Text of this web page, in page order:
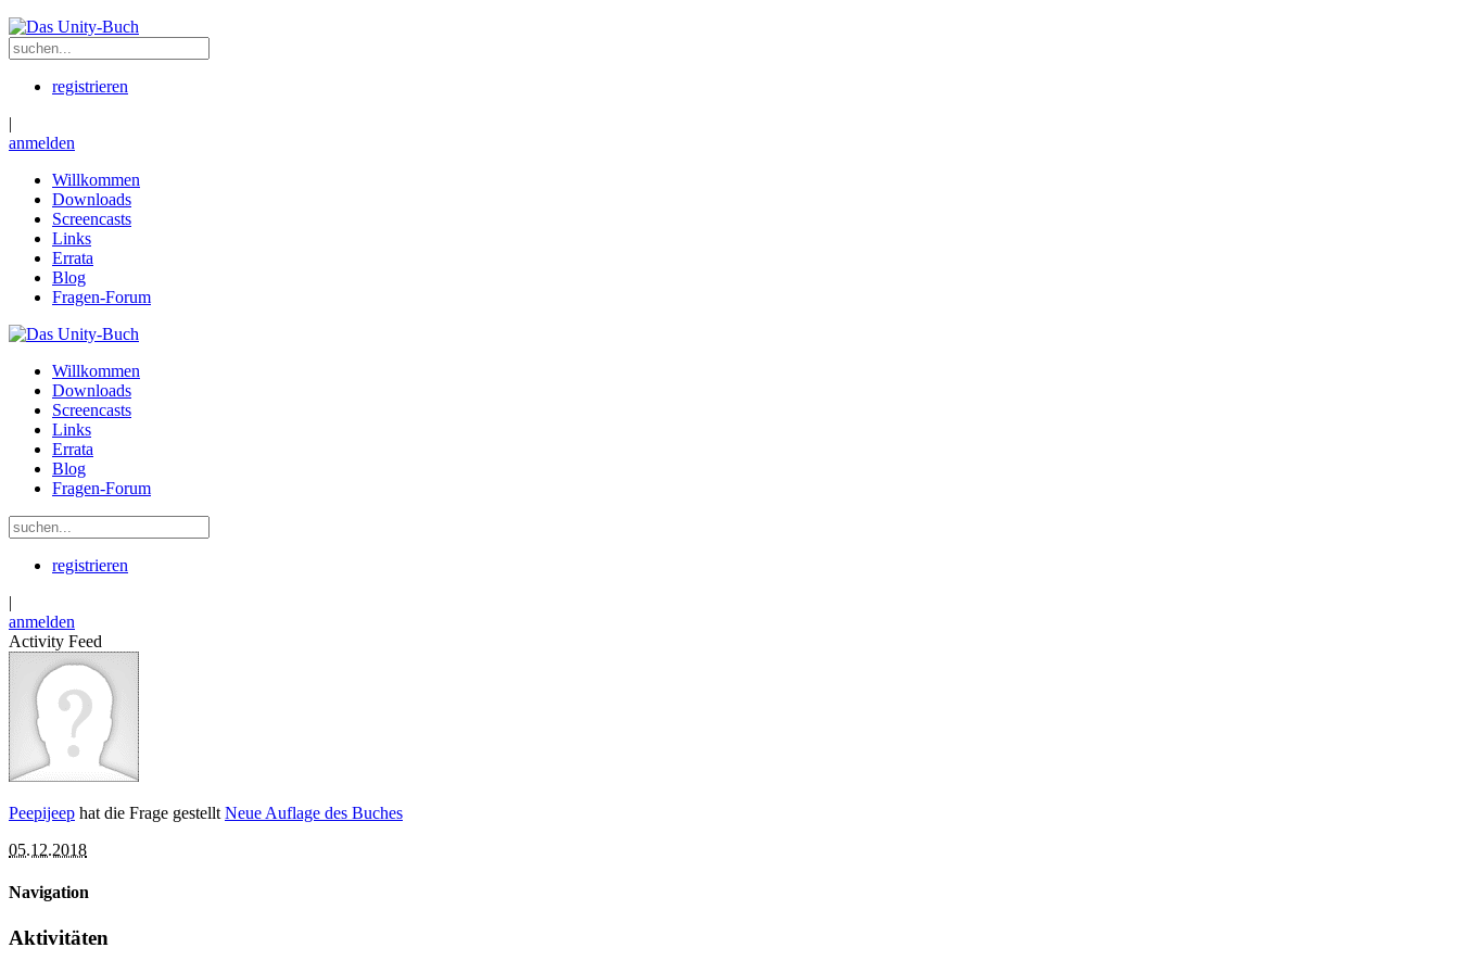
registrieren
|
anmelden
Willkommen
Downloads
Screencasts
Links
Errata
Blog
Fragen-Forum
Willkommen
Downloads
Screencasts
Links
Errata
Blog
Fragen-Forum
registrieren
|
anmelden
Activity Feed
Peepijeep hat die Frage gestellt Neue Auflage des Buches
05.12.2018
Navigation
Aktivitäten